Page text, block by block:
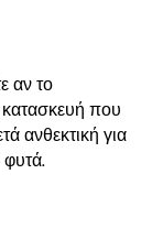
αν το
που
ανθεκτική για
φυτά.